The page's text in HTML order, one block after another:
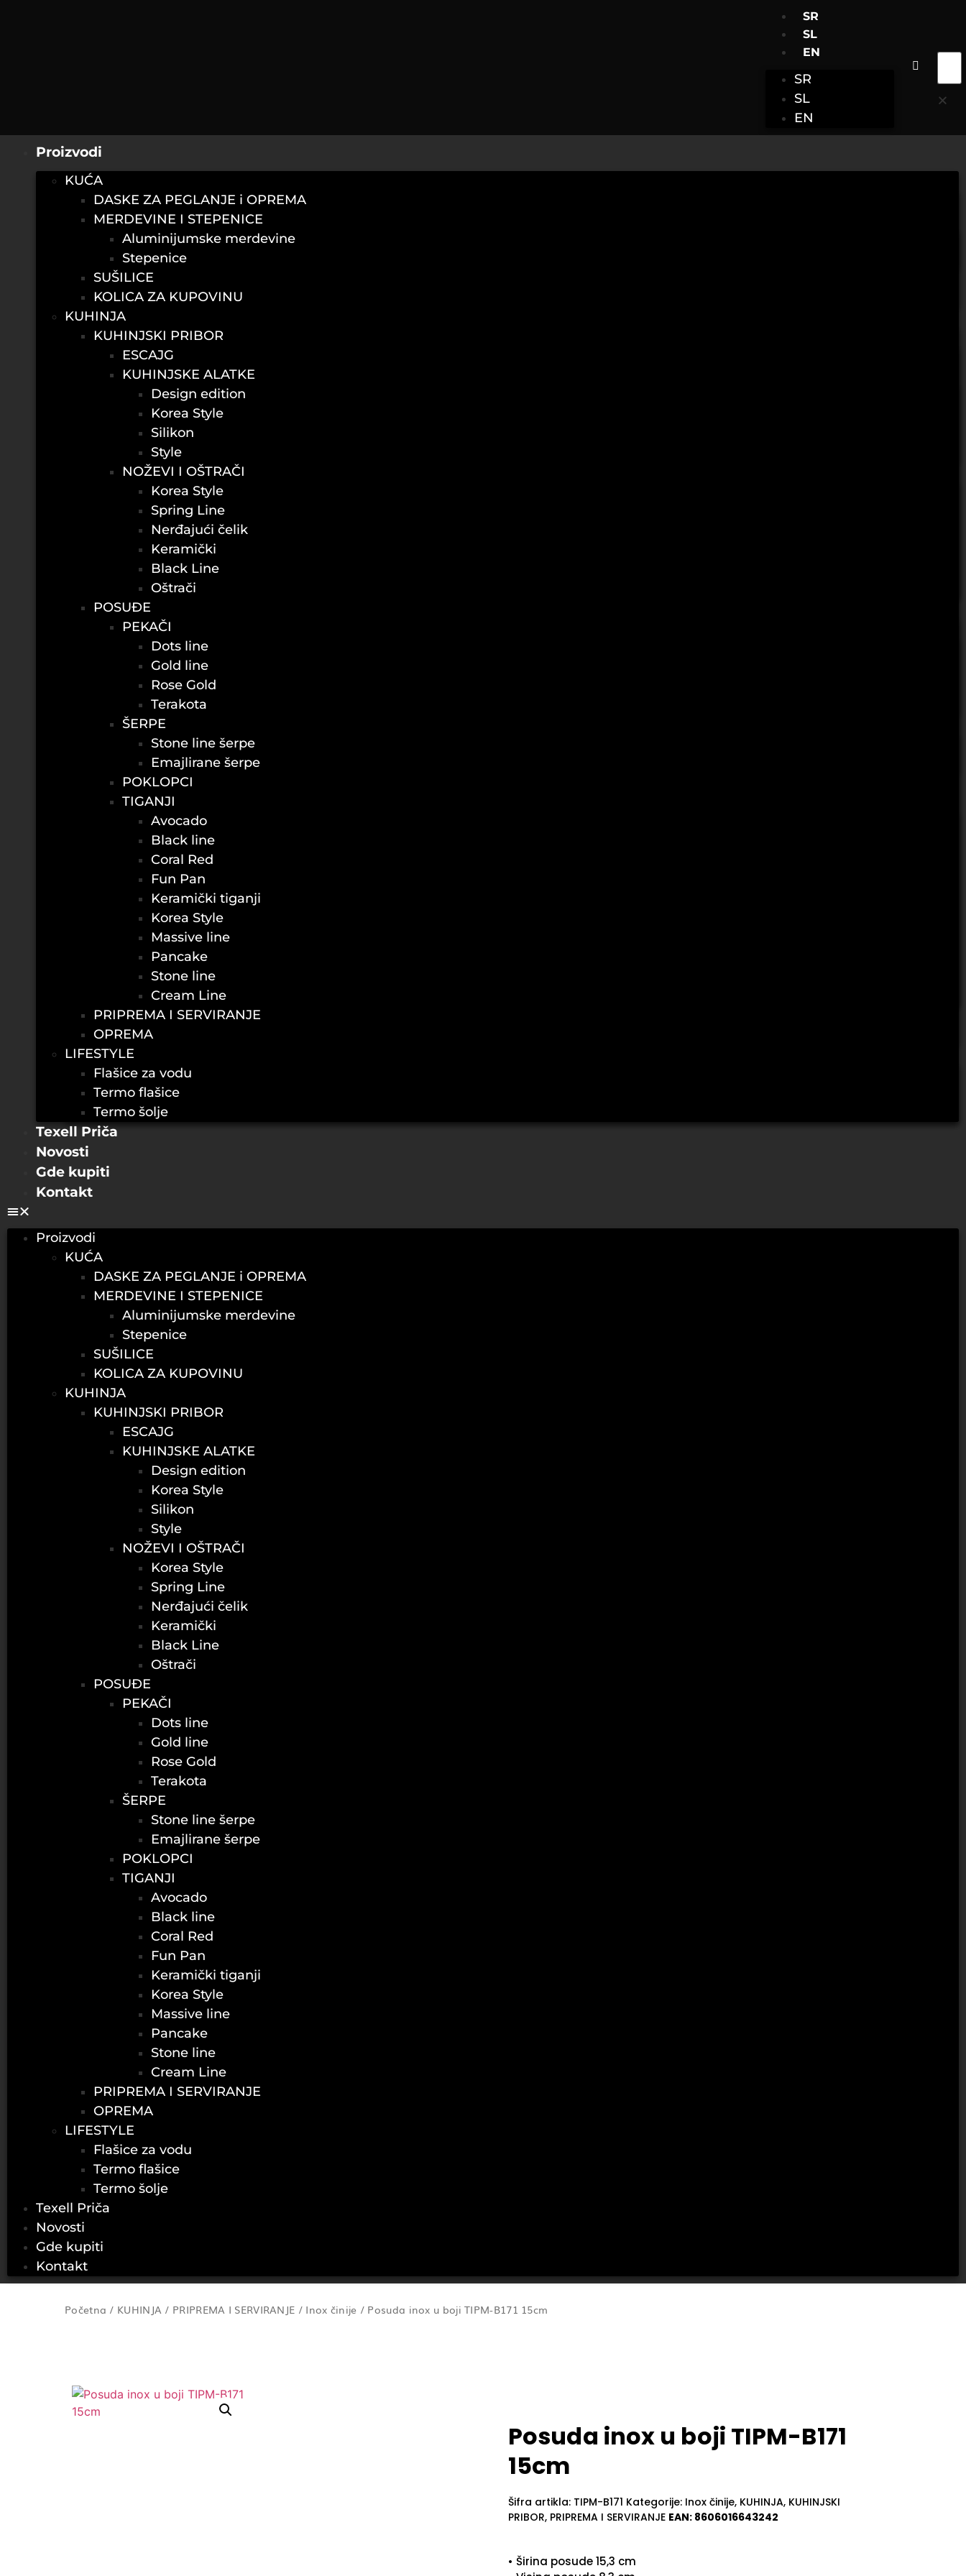
SR
SL
EN
SR
SL
EN
Proizvodi
KUĆA
DASKE ZA PEGLANJE i OPREMA
MERDEVINE I STEPENICE
Aluminijumske merdevine
Stepenice
SUŠILICE
KOLICA ZA KUPOVINU
KUHINJA
KUHINJSKI PRIBOR
ESCAJG
KUHINJSKE ALATKE
Design edition
Korea Style
Silikon
Style
NOŽEVI I OŠTRAČI
Korea Style
Spring Line
Nerđajući čelik
Keramički
Black Line
Oštrači
POSUĐE
PEKAČI
Dots line
Gold line
Rose Gold
Terakota
ŠERPE
Stone line šerpe
Emajlirane šerpe
POKLOPCI
TIGANJI
Avocado
Black line
Coral Red
Fun Pan
Keramički tiganji
Korea Style
Massive line
Pancake
Stone line
Cream Line
PRIPREMA I SERVIRANJE
OPREMA
LIFESTYLE
Flašice za vodu
Termo flašice
Termo šolje
Texell Priča
Novosti
Gde kupiti
Kontakt
Proizvodi
KUĆA
DASKE ZA PEGLANJE i OPREMA
MERDEVINE I STEPENICE
Aluminijumske merdevine
Stepenice
SUŠILICE
KOLICA ZA KUPOVINU
KUHINJA
KUHINJSKI PRIBOR
ESCAJG
KUHINJSKE ALATKE
Design edition
Korea Style
Silikon
Style
NOŽEVI I OŠTRAČI
Korea Style
Spring Line
Nerđajući čelik
Keramički
Black Line
Oštrači
POSUĐE
PEKAČI
Dots line
Gold line
Rose Gold
Terakota
ŠERPE
Stone line šerpe
Emajlirane šerpe
POKLOPCI
TIGANJI
Avocado
Black line
Coral Red
Fun Pan
Keramički tiganji
Korea Style
Massive line
Pancake
Stone line
Cream Line
PRIPREMA I SERVIRANJE
OPREMA
LIFESTYLE
Flašice za vodu
Termo flašice
Termo šolje
Texell Priča
Novosti
Gde kupiti
Kontakt
Početna / KUHINJA / PRIPREMA I SERVIRANJE / Inox činije / Posuda inox u boji TIPM-B171 15cm
Posuda inox u boji TIPM-B171
15cm
Šifra artikla: TIPM-B171 Kategorije: Inox činije, KUHINJA, KUHINJSKI
PRIBOR, PRIPREMA I SERVIRANJE EAN: 8606016643242
• Širina posude 15,3 cm